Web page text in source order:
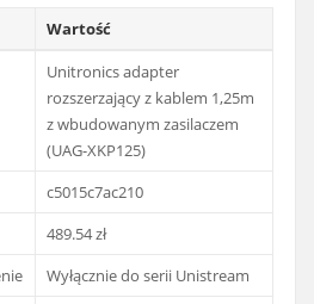
Wartość
Unitronics adapter
rozszerzający z kablem 1,25m
z wbudowanym zasilaczem
(UAG-XKP125)
c5015c7ac210
489.54 zł
Wyłącznie do serii Unistream